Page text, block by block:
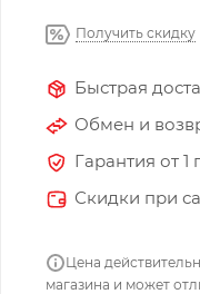
Получить скидку
Быстрая
Обмен и
Гарантия от 1
Скидки при
Цена
магазина и может